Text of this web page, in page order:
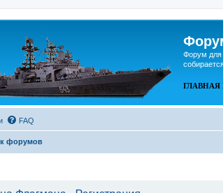
Форум для
ГЛАВНАЯ
FAQ
форумов